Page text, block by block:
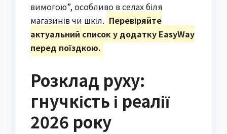
вимогою”, особливо в селах біля
магазинів чи шкіл. Перевіряйте
актуальний список у додатку EasyWay
перед поїздкою.
Розклад руху:
гнучкість і реалії
2026 року